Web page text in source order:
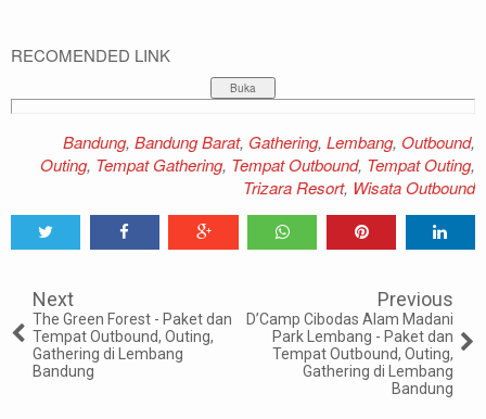
RECOMENDED LINK
Bandung, Bandung Barat, Gathering, Lembang, Outbound,
Outing, Tempat Gathering, Tempat Outbound, Tempat Outing,
Trizara Resort, Wisata Outbound
Next
The Green Forest - Paket dan
Tempat Outbound, Outing,
Gathering di Lembang
Bandung
Previous
D’Camp Cibodas Alam Madani
Park Lembang - Paket dan
Tempat Outbound, Outing,
Gathering di Lembang
Bandung